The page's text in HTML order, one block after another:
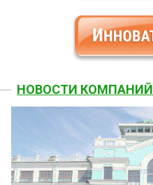
НОВОСТИ КОМПАНИЙ